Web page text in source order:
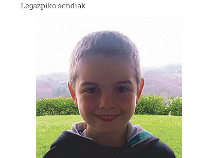
Legazpiko sendiak